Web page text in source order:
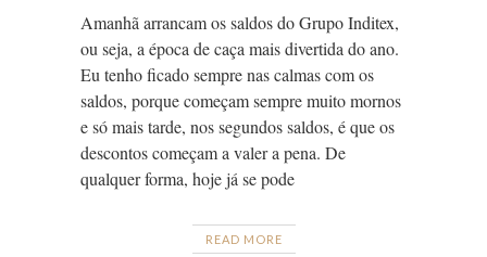
Amanhã arrancam os saldos do Grupo Inditex,
ou seja, a época de caça mais divertida do ano.
Eu tenho ficado sempre nas calmas com os
saldos, porque começam sempre muito mornos
e só mais tarde, nos segundos saldos, é que os
descontos começam a valer a pena. De
qualquer forma, hoje já se pode
READ MORE